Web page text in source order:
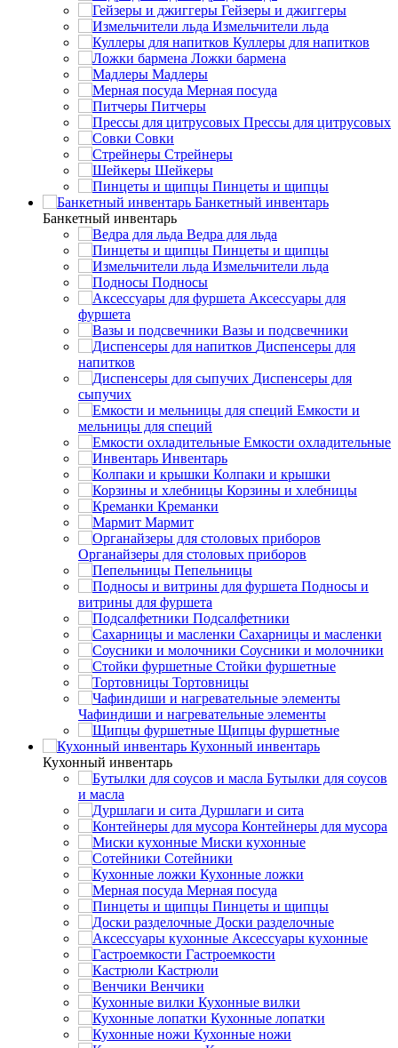
Гейзеры и джиггеры
Измельчители льда
Куллеры для напитков
Ложки бармена
Мадлеры
Мерная посуда
Питчеры
Прессы для цитрусовых
Совки
Стрейнеры
Шейкеры
Пинцеты и щипцы
Банкетный инвентарь
Банкетный инвентарь
Ведра для льда
Пинцеты и щипцы
Измельчители льда
Подносы
Аксессуары для
фуршета
Вазы и подсвечники
Диспенсеры для
напитков
Диспенсеры для
сыпучих
Емкости и
мельницы для специй
Емкости охладительные
Инвентарь
Колпаки и крышки
Корзины и хлебницы
Креманки
Мармит
Органайзеры для столовых приборов
Пепельницы
Подносы и
витрины для фуршета
Подсалфетники
Сахарницы и масленки
Соусники и молочники
Стойки фуршетные
Тортовницы
Чафиндиши и нагревательные элементы
Щипцы фуршетные
Кухонный инвентарь
Кухонный инвентарь
Бутылки для соусов
и масла
Дуршлаги и сита
Контейнеры для мусора
Миски кухонные
Сотейники
Кухонные ложки
Мерная посуда
Пинцеты и щипцы
Доски разделочные
Аксессуары кухонные
Гастроемкости
Кастрюли
Венчики
Кухонные вилки
Кухонные лопатки
Кухонные ножи